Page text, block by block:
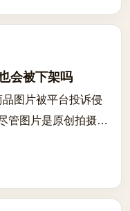
会被下架吗
图片被平台投诉侵
管图片是原创拍摄，
。问题核心在于：原
？平台知识...